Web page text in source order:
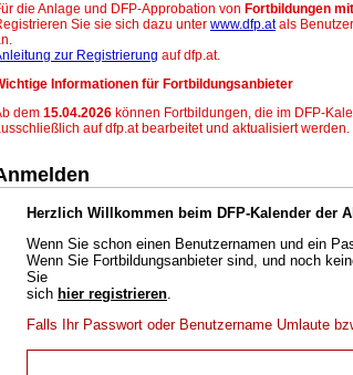
die Anlage und DFP-Approbation von Fortbildungen
Sie sie sich dazu unter www.dfp.atals
zur Registrierung auf dfp.at.
Informationen für Fortbildungsanbieter
dem 15.04.2026 können Fortbildungen, die im DFP-
auf dfp.at bearbeitet und aktualisiert werden.
Herzlich Willkommen beim DFP-Kalender der
Wenn Sie schon einen Benutzernamen und ein
Wenn Sie Fortbildungsanbieter sind, und noch
Sie
sich hier registrieren.
Falls Ihr Passwort oder Benutzername Umlaute